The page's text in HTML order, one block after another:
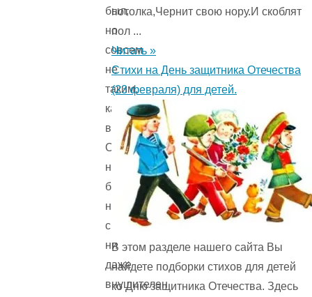
был,
но
совсем
не
таким,
каким
воображал.
Он
не
был
ни
свиреп,
ни
даже
внушителен
потолка,Чернит свою нору.И скоблят
пол ...
Читать »
Стихи на День защитника Отечества
(23 февраля) для детей.
В этом разделе нашего сайта Вы
найдете подборки стихов для детей
ко Дню защитника Отечества. Здесь